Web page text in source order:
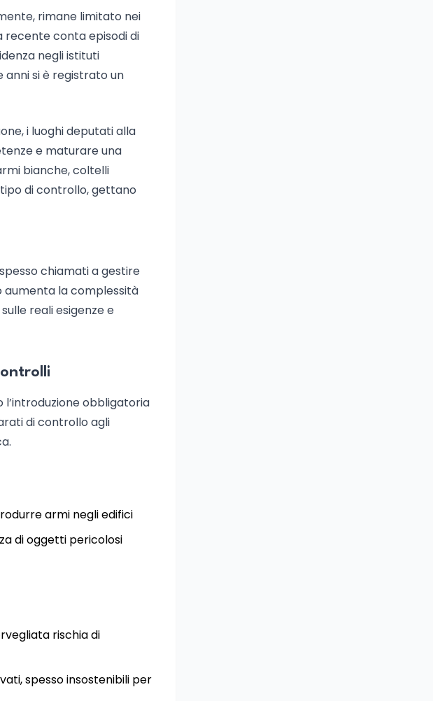
rimane limitato nei
recente conta episodi di
negli istituti
anni si è registrato un
i luoghi deputati alla
e maturare una
bianche, coltelli
di controllo, gettano
chiamati a gestire
aumenta la complessità
reali esigenze e
l’introduzione obbligatoria
di controllo agli
armi negli edifici
di oggetti pericolosi
rischia di
spesso insostenibili per